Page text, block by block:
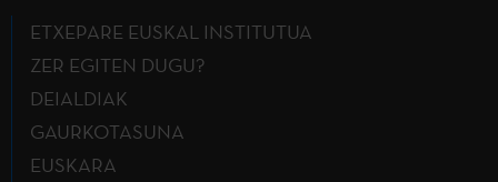
ETXEPARE EUSKAL INSTITUTUA
ZER EGITEN DUGU?
DEIALDIAK
GAURKOTASUNA
EUSKARA